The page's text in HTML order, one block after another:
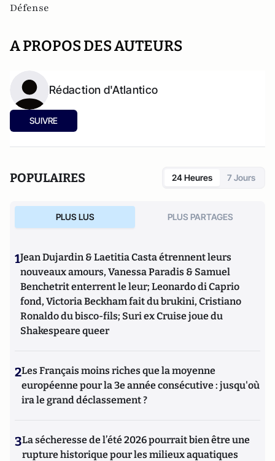
Défense
A PROPOS DES AUTEURS
Rédaction d'Atlantico
SUIVRE
POPULAIRES 24 Heures 7 Jours
PLUS LUS PLUS PARTAGES
1Jean Dujardin & Laetitia Casta étrennent leurs
nouveaux amours, Vanessa Paradis & Samuel
Benchetrit enterrent le leur; Leonardo di Caprio
fond, Victoria Beckham fait du brukini, Cristiano
Ronaldo du bisco-fils; Suri ex Cruise joue du
Shakespeare queer
2Les Français moins riches que la moyenne
européenne pour la 3e année consécutive : jusqu'où
ira le grand déclassement ?
3La sécheresse de l’été 2026 pourrait bien être une
rupture historique pour les milieux aquatiques